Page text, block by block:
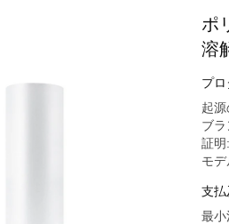
ポ
溶
つ
プ
起
ブ
証
モ
支払
最